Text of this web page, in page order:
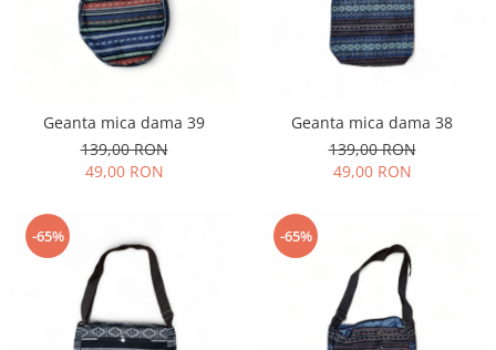
Geanta mica dama 39
139,00 RON
49,00 RON
Geanta mica dama 38
139,00 RON
49,00 RON
-65% -65%